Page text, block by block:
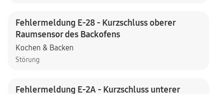
Fehlermeldung E-28 - Kurzschluss oberer
Raumsensor des Backofens
Kochen & Backen
Störung
Fehlermeldung E-2A - Kurzschluss unterer